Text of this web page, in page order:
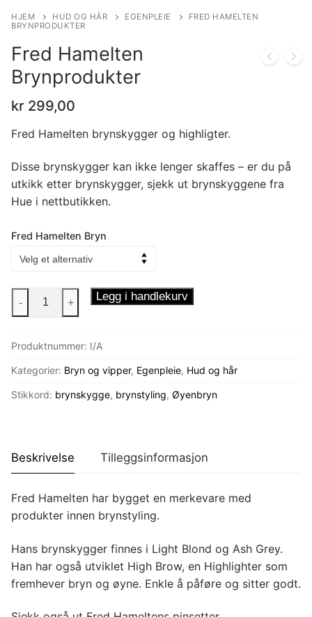
HJEM HUD OG HÅR EGENPLEIE
FRED HAMELTEN
BRYNPRODUKTER
Fred Hamelten
Brynprodukter
kr 299,00
Fred Hamelten brynskygger og highligter.
Disse brynskygger kan ikke lenger skaffes – er du på
utkikk etter brynskygger, sjekk ut brynskyggene fra
Hue i nettbutikken.
Fred Hamelten Bryn
Hamelten
antall
- + Legg i handlekurv
Produktnummer: I/A
Kategorier: Bryn og vipper, Egenpleie, Hud og hår
Stikkord: brynskygge, brynstyling, Øyenbryn
Beskrivelse Tilleggsinformasjon
Fred Hamelten har bygget en merkevare med
produkter innen brynstyling.
Hans brynskygger finnes i Light Blond og Ash Grey.
Han har også utviklet High Brow, en Highlighter som
fremhever bryn og øyne. Enkle å påføre og sitter godt.